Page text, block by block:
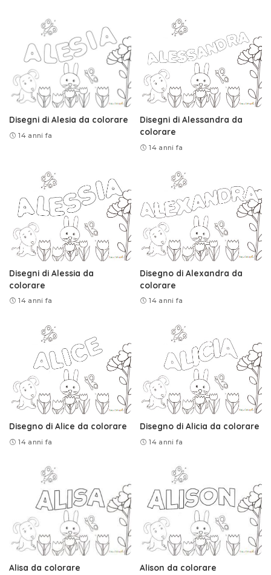
Disegni di Alesia da colorare
14 anni fa
Disegni di Alessandra da
colorare
14 anni fa
Disegni di Alessia da
colorare
14 anni fa
Disegno di Alexandra da
colorare
14 anni fa
Disegno di Alice da colorare
14 anni fa
Disegno di Alicia da colorare
14 anni fa
Alisa da colorare Alison da colorare